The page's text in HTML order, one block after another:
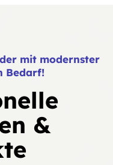
mit modernster
Bedarf!
&